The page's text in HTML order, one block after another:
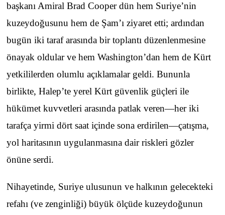
başkanı Amiral Brad Cooper dün hem Suriye’nin
kuzeydoğusunu hem de Şam’ı ziyaret etti; ardından
bugün iki taraf arasında bir toplantı düzenlenmesine
önayak oldular ve hem Washington’dan hem de Kürt
yetkililerden olumlu açıklamalar geldi. Bununla
birlikte, Halep’te yerel Kürt güvenlik güçleri ile
hükümet kuvvetleri arasında patlak veren—her iki
tarafça yirmi dört saat içinde sona erdirilen—çatışma,
yol haritasının uygulanmasına dair riskleri gözler
önüne serdi.
Nihayetinde, Suriye ulusunun ve halkının gelecekteki
refahı (ve zenginliği) büyük ölçüde kuzeydoğunun